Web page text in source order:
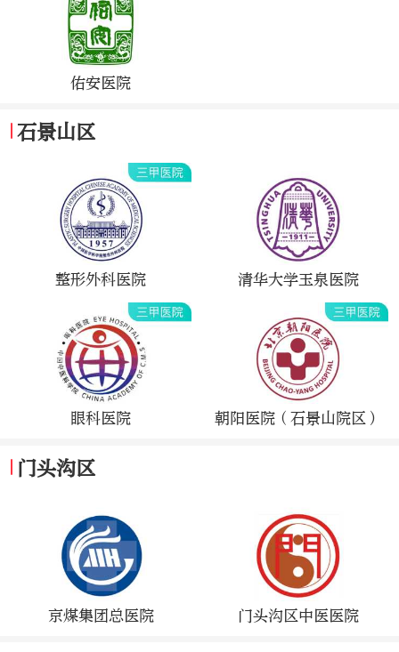
佑安医院
石景山区
整形外科医院 清华大学玉泉医院
眼科医院 朝阳医院（石景山院区）
门头沟区
京煤集团总医院 门头沟区中医医院